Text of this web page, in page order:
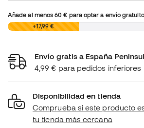
Añade al menos60 € para optar a envío gratuito
0,00 € +17,99 €
Envío gratis a España
4,99 € para pedidos inferiores
Disponibilidad en tienda
Comprueba si este producto
tu tienda más cercana